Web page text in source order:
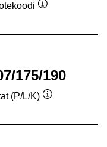
175/190
(P/L/K)